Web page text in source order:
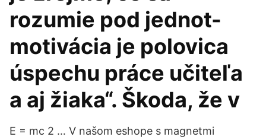
rozumie pod jednot-
motivácia je polovica
úspechu práce učiteľa
a aj žiaka“. Škoda, že v
E = mc 2 … V našom eshope s magnetmi